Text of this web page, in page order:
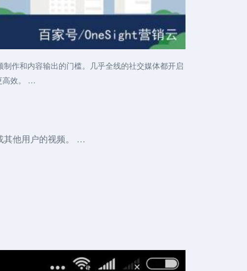
作和内容输出的门槛。几乎全线的社交媒体都开启
高效。 …
其他用户的视频。 …